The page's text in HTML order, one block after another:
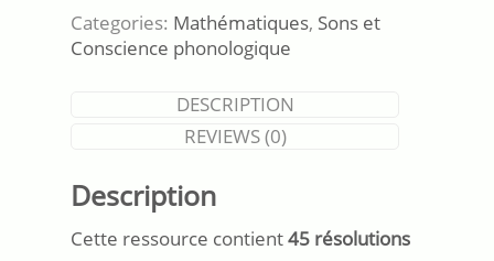
avec
graphèmes
Categories: Mathématiques, Sons et
Conscience phonologique
DESCRIPTION
REVIEWS (0)
Description
Cette ressource contient45 résolutions